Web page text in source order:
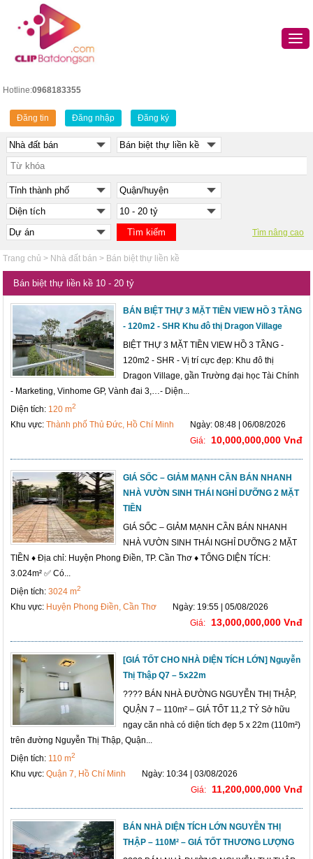
Hotline:0968183355
Đăng tin Đăng nhập Đăng ký
Tìm nâng cao
Trang chủ > Nhà đất bán > Bán biệt thự liền kề
Bán biệt thự liền kề 10 - 20 tỷ
BÁN BIỆT THỰ 3 MẶT TIỀN VIEW HỒ 3 TẦNG
- 120m2 - SHR Khu đô thị Dragon Village
BIỆT THỰ 3 MẶT TIỀN VIEW HỒ 3 TẦNG -
120m2 - SHR - Vị trí cực đẹp: Khu đô thị
Dragon Village, gần Trường đại học Tài Chính
- Marketing, Vinhome GP, Vành đai 3,…- Diện...
Diện tích: 120 m2
Khu vực:Thành phố Thủ Đức, Hồ Chí Minh
Ngày: 08:48 | 06/08/2026
Giá:
10,000,000,000 Vnđ
GIÁ SỐC – GIẢM MẠNH CẦN BÁN NHANH
NHÀ VƯỜN SINH THÁI NGHỈ DƯỠNG 2 MẶT
TIỀN
GIÁ SỐC – GIẢM MẠNH CẦN BÁN NHANH
NHÀ VƯỜN SINH THÁI NGHỈ DƯỠNG 2 MẶT
TIỀN ♦ Địa chỉ: Huyện Phong Điền, TP. Cần Thơ ♦ TỔNG DIỆN TÍCH:
3.024m² ✅ Có...
Diện tích:3024 m2
Khu vực: Huyện Phong Điền, Cần Thơ
Ngày: 19:55 | 05/08/2026
Giá:
13,000,000,000 Vnđ
[GIÁ TỐT CHO NHÀ DIỆN TÍCH LỚN] Nguyễn
Thị Thập Q7 – 5x22m
???? BÁN NHÀ ĐƯỜNG NGUYỄN THỊ THẬP,
QUẬN 7 – 110m² – GIÁ TỐT 11,2 TỶ Sở hữu
ngay căn nhà có diện tích đẹp 5 x 22m (110m²)
trên đường Nguyễn Thị Thập, Quận...
Diện tích: 110 m2
Khu vực:Quận 7, Hồ Chí Minh
Ngày: 10:34 | 03/08/2026
Giá:
11,200,000,000 Vnđ
BÁN NHÀ DIỆN TÍCH LỚN NGUYỄN THỊ
THẬP – 110M² – GIÁ TỐT THƯƠNG LƯỢNG